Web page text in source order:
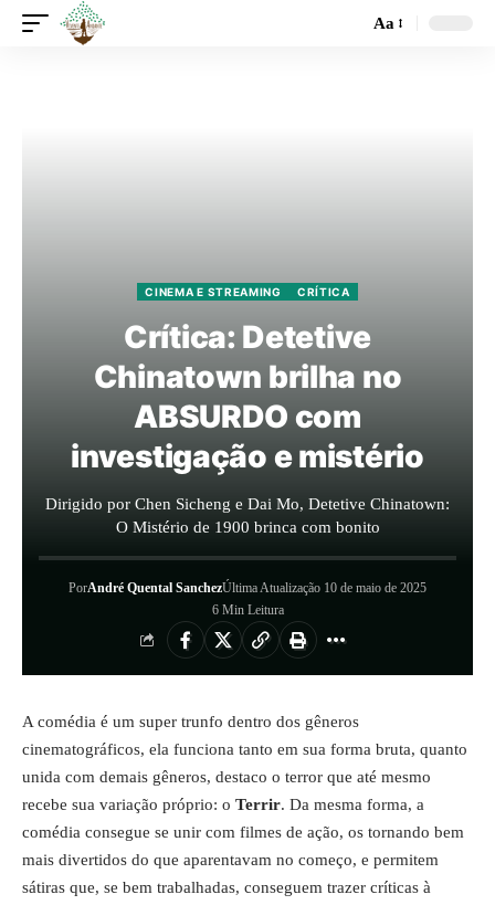
Aa
CINEMA E STREAMING CRÍTICA
Crítica: Detetive
Chinatown brilha no
ABSURDO com
investigação e mistério
Dirigido por Chen Sicheng e Dai Mo, Detetive Chinatown:
O Mistério de 1900 brinca com bonito
PorAndré Quental SanchezÚltima Atualização 10 de maio de 2025
6 Min Leitura
A comédia é um super trunfo dentro dos gêneros
cinematográficos, ela funciona tanto em sua forma bruta, quanto
unida com demais gêneros, destaco o terror que até mesmo
recebe sua variação próprio: o Terrir. Da mesma forma, a
comédia consegue se unir com filmes de ação, os tornando bem
mais divertidos do que aparentavam no começo, e permitem
sátiras que, se bem trabalhadas, conseguem trazer críticas à